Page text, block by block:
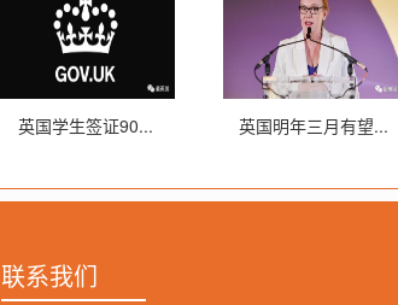
英国学生签证90... 英国明年三月有望...
联系我们